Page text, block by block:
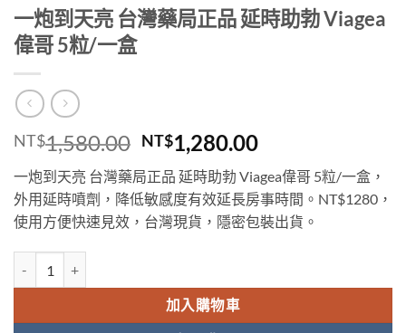
一炮到天亮 台灣藥局正品 延時助勃 Viagea
偉哥 5粒/一盒
NT$1,580.00 原
始
價
格：
NT$1,580.00。
NT$1,280.00目
價
格：
NT$1,280.00。
一炮到天亮 台灣藥局正品 延時助勃 Viagea偉哥 5粒/一盒，
外用延時噴劑，降低敏感度有效延長房事時間。NT$1280，
使用方便快速見效，台灣現貨，隱密包裝出貨。
加入購物車